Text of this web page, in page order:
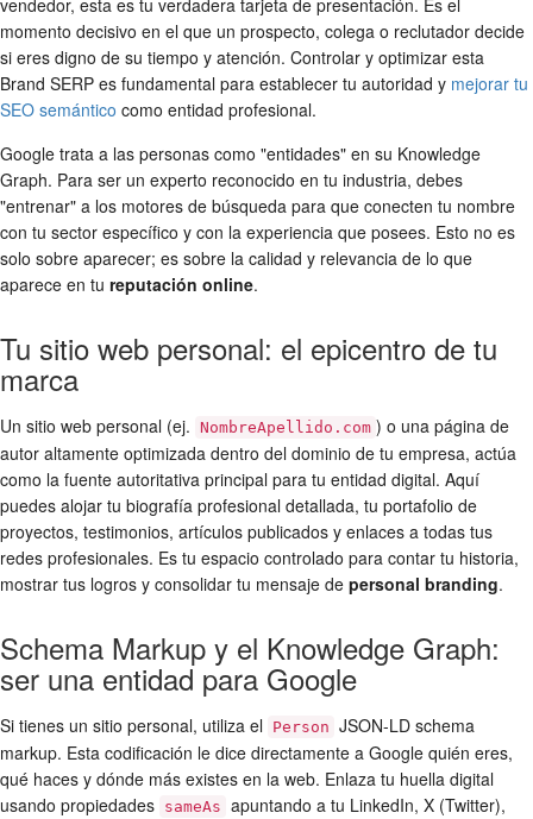
vendedor, esta es tu verdadera tarjeta de presentación. Es el
momento decisivo en el que un prospecto, colega o reclutador decide
si eres digno de su tiempo y atención. Controlar y optimizar esta
Brand SERP es fundamental para establecer tu autoridad y mejorar tu
SEO semántico como entidad profesional.
Google trata a las personas como "entidades" en su Knowledge
Graph. Para ser un experto reconocido en tu industria, debes
"entrenar" a los motores de búsqueda para que conecten tu nombre
con tu sector específico y con la experiencia que posees. Esto no es
solo sobre aparecer; es sobre la calidad y relevancia de lo que
aparece en tu reputación online.
Tu sitio web personal: el epicentro de tu
marca
Un sitio web personal (ej. NombreApellido.com ) o una página de
autor altamente optimizada dentro del dominio de tu empresa, actúa
como la fuente autoritativa principal para tu entidad digital. Aquí
puedes alojar tu biografía profesional detallada, tu portafolio de
proyectos, testimonios, artículos publicados y enlaces a todas tus
redes profesionales. Es tu espacio controlado para contar tu historia,
mostrar tus logros y consolidar tu mensaje de personal branding.
Schema Markup y el Knowledge Graph:
ser una entidad para Google
Si tienes un sitio personal, utiliza el Person JSON-LD schema
markup. Esta codificación le dice directamente a Google quién eres,
qué haces y dónde más existes en la web. Enlaza tu huella digital
usando propiedades sameAs apuntando a tu LinkedIn, X (Twitter),